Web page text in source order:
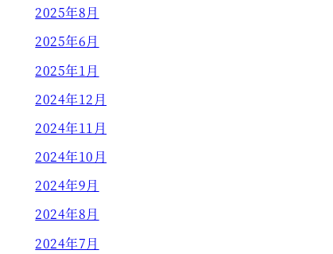
2025年8月
2025年6月
2025年1月
2024年12月
2024年11月
2024年10月
2024年9月
2024年8月
2024年7月